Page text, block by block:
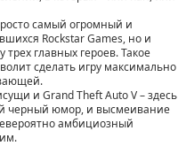
самый огромный и
Rockstar Games, но и
главных героев. Такое
сделать игру максимально
и Grand Theft Auto V – здесь
черный юмор, и высмеивание
амбициозный